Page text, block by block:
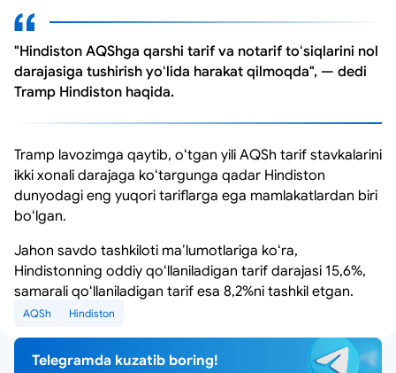
"Hindiston AQShga qarshi tarif va notarif toʻsiqlarini nol
darajasiga tushirish yoʻlida harakat qilmoqda", — dedi
Tramp Hindiston haqida.
Tramp lavozimga qaytib, oʻtgan yili AQSh tarif stavkalarini
ikki xonali darajaga koʻtargunga qadar Hindiston
dunyodagi eng yuqori tariflarga ega mamlakatlardan biri
boʻlgan.
Jahon savdo tashkiloti maʼlumotlariga koʻra,
Hindistonning oddiy qoʻllaniladigan tarif darajasi 15,6%,
samarali qoʻllaniladigan tarif esa 8,2%ni tashkil etgan.
AQSh Hindiston
Telegramda kuzatib boring!